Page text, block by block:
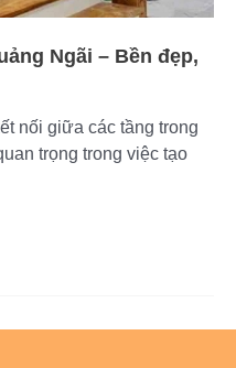
Ngãi – Bền đẹp,
nối giữa các tầng trong
trọng trong việc tạo